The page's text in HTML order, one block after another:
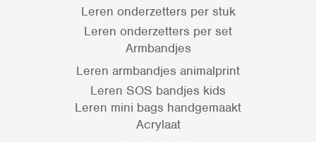
Leren onderzetters per stuk
Leren onderzetters per set
Armbandjes
Leren armbandjes animalprint
Leren SOS bandjes kids
Leren mini bags handgemaakt
Acrylaat